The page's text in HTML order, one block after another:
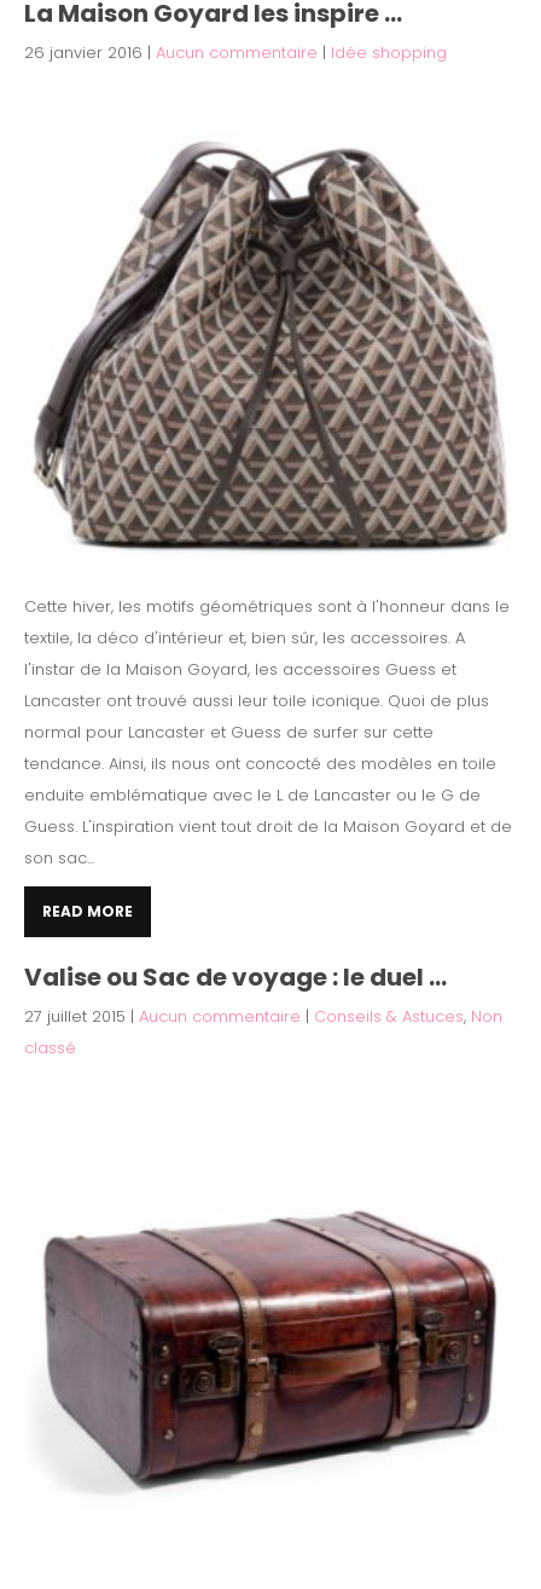
La Maison Goyard les inspire …
26 janvier 2016 | Aucun commentaire | Idée shopping
Cette hiver, les motifs géométriques sont à l'honneur dans le
textile, la déco d'intérieur et, bien sûr, les accessoires. A
l'instar de la Maison Goyard, les accessoires Guess et
Lancaster ont trouvé aussi leur toile iconique. Quoi de plus
normal pour Lancaster et Guess de surfer sur cette
tendance. Ainsi, ils nous ont concocté des modèles en toile
enduite emblématique avec le L de Lancaster ou le G de
Guess. L'inspiration vient tout droit de la Maison Goyard et de
son sac...
READ MORE
Valise ou Sac de voyage : le duel …
27 juillet 2015 | Aucun commentaire | Conseils & Astuces, Non
classé